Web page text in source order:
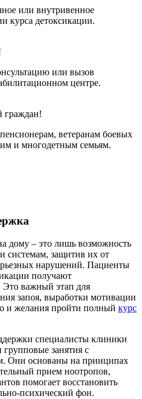
или внутривенное
курса детоксикации.
или вызов
центре.
граждан!
ветеранам боевых
и многодетным семьям.
дому – это лишь возможность
системам, защитив их от
нарушений. Пациенты
получают
Это важный этап для
запоя, выработки мотивации
и желания пройти полный курс
специалисты клиники
занятия с
Они основаны на принципах
прием ноотропов,
помогает восстановить
психический фон.